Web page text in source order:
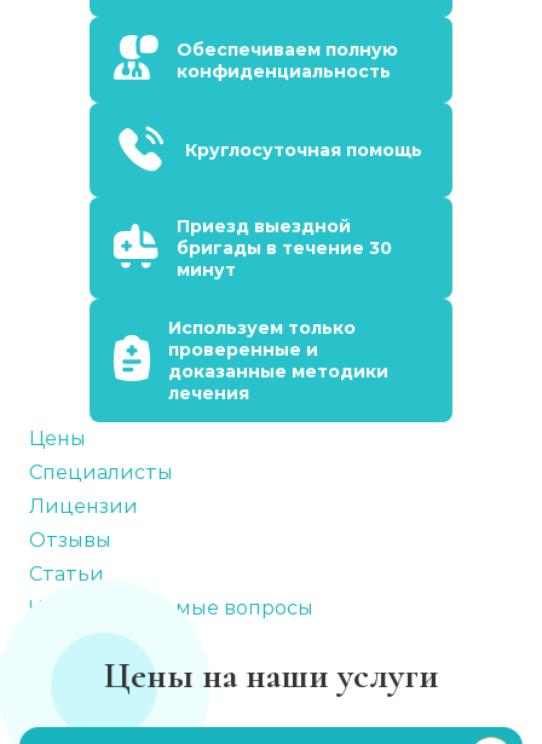
Обеспечиваем полную
конфиденциальность
Круглосуточная помощь
Приезд выездной
бригады в течение 30
минут
Используем только
проверенные и
доказанные методики
лечения
Цены
Специалисты
Лицензии
Отзывы
Статьи
Часто задаваемые вопросы
Цены на наши услуги